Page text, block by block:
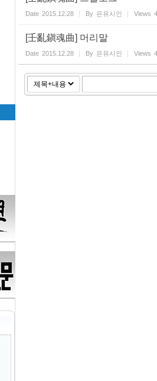
Date 2015.12.28 By 은유시인 Views
[壬亂鎭魂曲] 머리말
Date 2015.12.28 By 은유시인 Views